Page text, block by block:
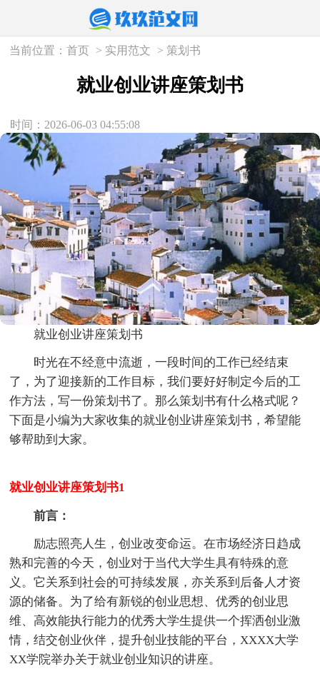
当前位置：首页 > 实用范文 > 策划书
就业创业讲座策划书
时间：2026-06-03 04:55:08
就业创业讲座策划书
时光在不经意中流逝，一段时间的工作已经结束
了，为了迎接新的工作目标，我们要好好制定今后的工
作方法，写一份策划书了。那么策划书有什么格式呢？
下面是小编为大家收集的就业创业讲座策划书，希望能
够帮助到大家。
就业创业讲座策划书1
前言：
励志照亮人生，创业改变命运。在市场经济日趋成
熟和完善的今天，创业对于当代大学生具有特殊的意
义。它关系到社会的可持续发展，亦关系到后备人才资
源的储备。为了给有新锐的创业思想、优秀的创业思
维、高效能执行能力的优秀大学生提供一个挥洒创业激
情，结交创业伙伴，提升创业技能的平台，XXXX大学
XX学院举办关于就业创业知识的讲座。